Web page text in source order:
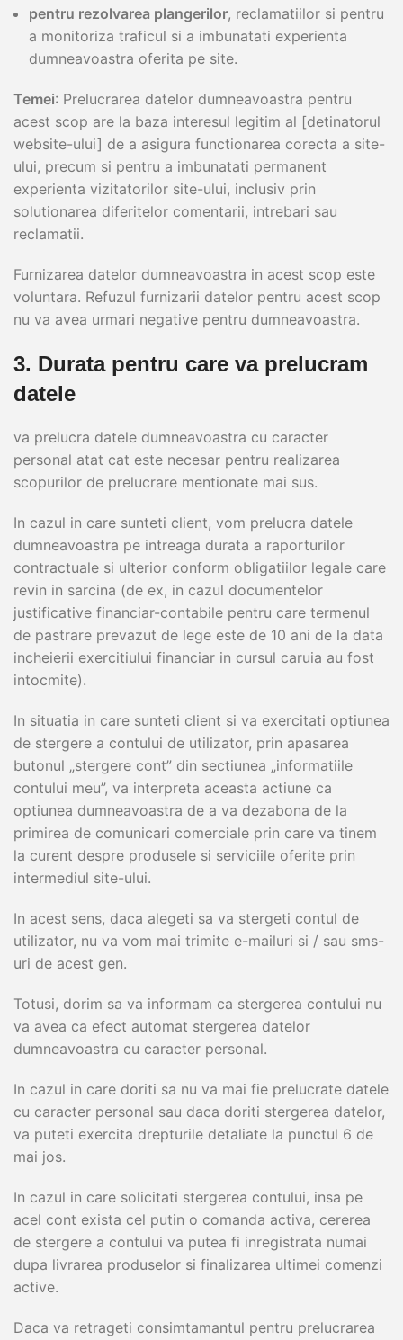
pentru rezolvarea plangerilor, reclamatiilor si pentru
a monitoriza traficul si a imbunatati experienta
dumneavoastra oferita pe site.
Temei: Prelucrarea datelor dumneavoastra pentru
acest scop are la baza interesul legitim al [detinatorul
website-ului] de a asigura functionarea corecta a site-
ului, precum si pentru a imbunatati permanent
experienta vizitatorilor site-ului, inclusiv prin
solutionarea diferitelor comentarii, intrebari sau
reclamatii.
Furnizarea datelor dumneavoastra in acest scop este
voluntara. Refuzul furnizarii datelor pentru acest scop
nu va avea urmari negative pentru dumneavoastra.
3. Durata pentru care va prelucram
datele
va prelucra datele dumneavoastra cu caracter
personal atat cat este necesar pentru realizarea
scopurilor de prelucrare mentionate mai sus.
In cazul in care sunteti client, vom prelucra datele
dumneavoastra pe intreaga durata a raporturilor
contractuale si ulterior conform obligatiilor legale care
revin in sarcina (de ex, in cazul documentelor
justificative financiar-contabile pentru care termenul
de pastrare prevazut de lege este de 10 ani de la data
incheierii exercitiului financiar in cursul caruia au fost
intocmite).
In situatia in care sunteti client si va exercitati optiunea
de stergere a contului de utilizator, prin apasarea
butonul „stergere cont” din sectiunea „informatiile
contului meu”, va interpreta aceasta actiune ca
optiunea dumneavoastra de a va dezabona de la
primirea de comunicari comerciale prin care va tinem
la curent despre produsele si serviciile oferite prin
intermediul site-ului.
In acest sens, daca alegeti sa va stergeti contul de
utilizator, nu va vom mai trimite e-mailuri si / sau sms-
uri de acest gen.
Totusi, dorim sa va informam ca stergerea contului nu
va avea ca efect automat stergerea datelor
dumneavoastra cu caracter personal.
In cazul in care doriti sa nu va mai fie prelucrate datele
cu caracter personal sau daca doriti stergerea datelor,
va puteti exercita drepturile detaliate la punctul 6 de
mai jos.
In cazul in care solicitati stergerea contului, insa pe
acel cont exista cel putin o comanda activa, cererea
de stergere a contului va putea fi inregistrata numai
dupa livrarea produselor si finalizarea ultimei comenzi
active.
Daca va retrageti consimtamantul pentru prelucrarea